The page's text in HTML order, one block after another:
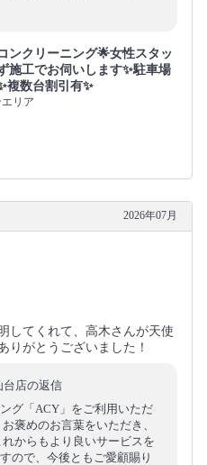
ンクリーニング🌟女性スタッ
施工でお伺いします✨駐車場
複数台割引有✨
リア
2026年07月
してくれて、高木さんが天使
りがとうございました！
台店の返信
グ「ACY」をご利用いただ
褒めのお言葉をいただき、
からもより良いサービスを
ので、今後ともご愛顧賜り